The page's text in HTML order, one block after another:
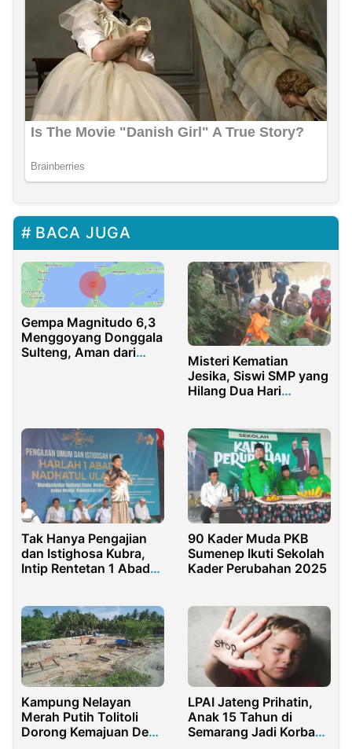
BACA JUGA
Gempa Magnitudo 6,3
Menggoyang Donggala
Sulteng, Aman dari
Misteri Kematian
Jesika, Siswi SMP yang
Hilang Dua Hari
Tak Hanya Pengajian
dan Istighosa Kubra,
Intip Rentetan 1 Abad
90 Kader Muda PKB
Sumenep Ikuti Sekolah
Kader Perubahan 2025
Kampung Nelayan
Merah Putih Tolitoli
Dorong Kemajuan Desa
LPAI Jateng Prihatin,
Anak 15 Tahun di
Semarang Jadi Korban